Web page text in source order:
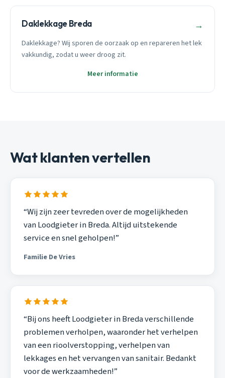
Daklekkage Breda →
Daklekkage? Wij sporen de oorzaak op en repareren het lek
vakkundig, zodat u weer droog zit.
Meer informatie
Wat klanten vertellen
“Wij zijn zeer tevreden over de mogelijkheden
van Loodgieter in Breda. Altijd uitstekende
service en snel geholpen!”
Familie De Vries
“Bij ons heeft Loodgieter in Breda verschillende
problemen verholpen, waaronder het verhelpen
van een rioolverstopping, verhelpen van
lekkages en het vervangen van sanitair. Bedankt
voor de werkzaamheden!”